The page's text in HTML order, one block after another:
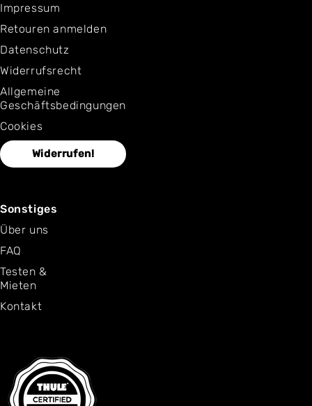
Impressum
Retouren anmelden
Datenschutz
Widerrufsrecht
Allgemeine
Geschäftsbedingungen
Cookies
Widerrufen!
Sonstiges
Über uns
FAQ
Testen &
Mieten
Kontakt